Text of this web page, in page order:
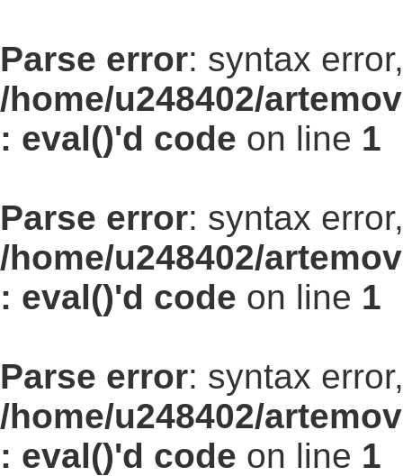
Parse error: syntax
/home/u248402/
: eval()'d code on line 1
Parse error: syntax
/home/u248402/
: eval()'d code on line 1
Parse error: syntax
/home/u248402/
: eval()'d code on line 1